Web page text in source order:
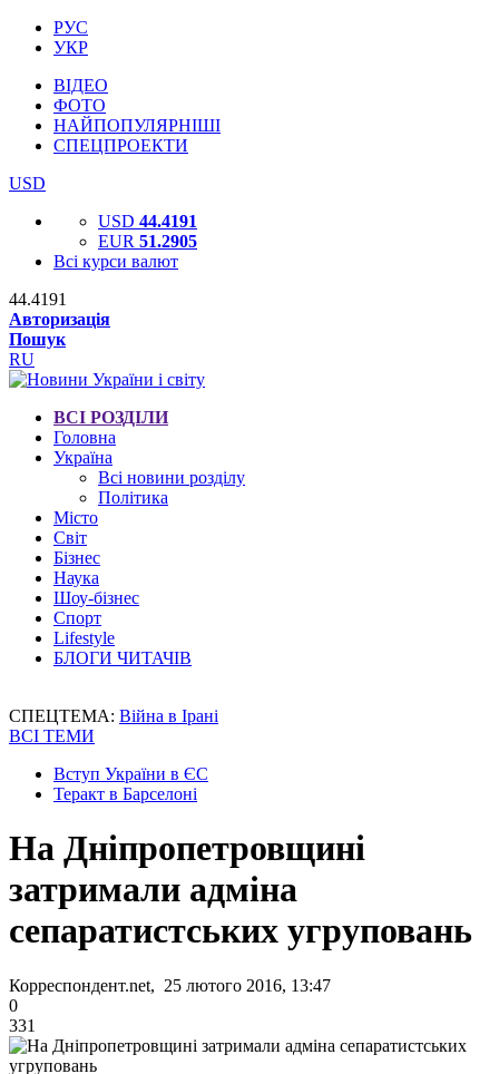
РУС
УКР
ВІДЕО
ФОТО
НАЙПОПУЛЯРНІШІ
СПЕЦПРОЕКТИ
USD
USD 44.4191
EUR 51.2905
Всі курси валют
44.4191
Авторизація
Пошук
RU
ВСІ РОЗДІЛИ
Головна
Україна
Всі новини розділу
Політика
Місто
Світ
Бізнес
Наука
Шоу-бізнес
Спорт
Lifestyle
БЛОГИ ЧИТАЧІВ
СПЕЦТЕМА: Війна в Ірані
ВСІ ТЕМИ
Вступ України в ЄС
Теракт в Барселоні
На Дніпропетровщині
затримали адміна
сепаратистських угруповань
Корреспондент.net, 25 лютого 2016, 13:47
0
331